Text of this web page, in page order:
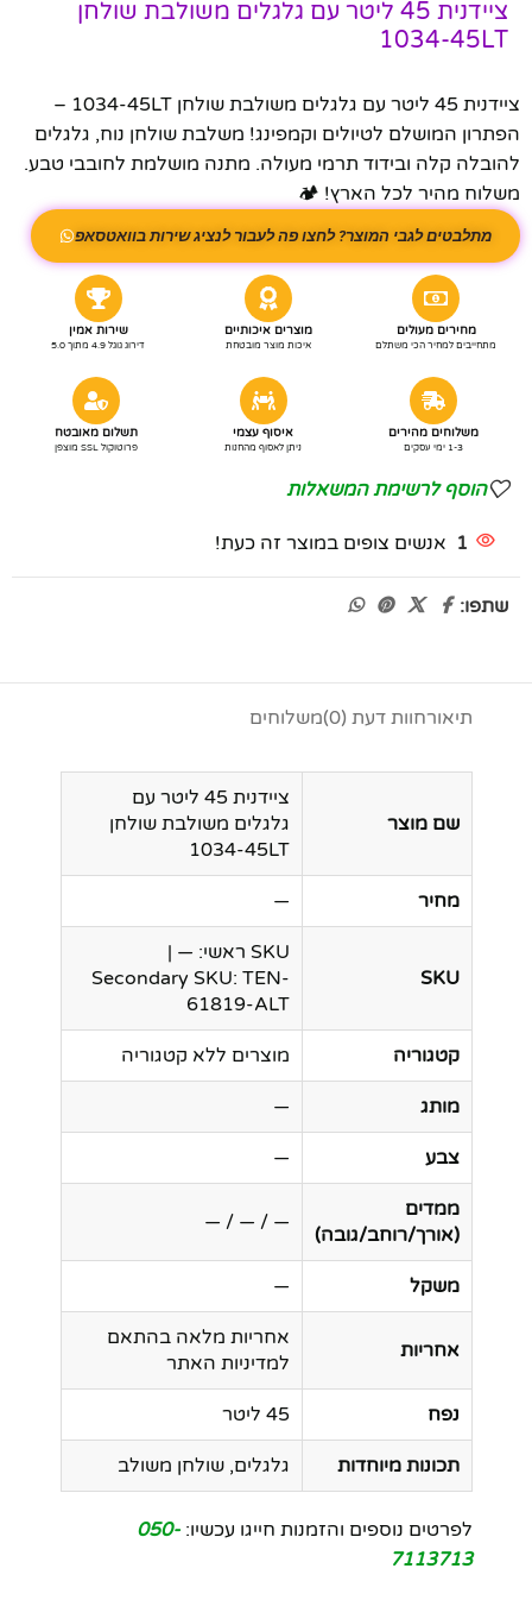
ציידנית 45 ליטר עם גלגלים משולבת שולחן
1034-45LT
ציידנית 45 ליטר עם גלגלים משולבת שולחן 1034-45LT –
הפתרון המושלם לטיולים וקמפינג! משלבת שולחן נוח, גלגלים
להובלה קלה ובידוד תרמי מעולה. מתנה מושלמת לחובבי טבע.
משלוח מהיר לכל הארץ! 🏕️
מתלבטים לגבי המוצר? לחצו פה לעבור לנציג שירות בוואטסאפ
מחירים מעולים
מתחייבים למחיר הכי משתלם
מוצרים איכותיים
איכות מוצר מובטחת
שירות אמין
דירוג גוגל 4.9 מתוך 5.0
משלוחים מהירים
1-3 ימי עסקים
איסוף עצמי
ניתן לאסוף מהחנות
תשלום מאובטח
פרוטוקול SSL מוצפן
הוסף לרשימת המשאלות
1 אנשים צופים במוצר זה כעת!
שתפו:
תיאורחוות דעת (0) משלוחים
שם מוצר
ציידנית 45 ליטר עם
גלגלים משולבת שולחן
1034-45LT
מחיר —
SKU
SKU ראשי: — |
Secondary SKU: TEN-
61819-ALT
קטגוריה מוצרים ללא קטגוריה
מותג —
צבע —
ממדים
(אורך/רוחב/גובה)
— / — / —
משקל —
אחריות
אחריות מלאה בהתאם
למדיניות האתר
נפח 45 ליטר
תכונות מיוחדות גלגלים, שולחן משולב
לפרטים נוספים והזמנות חייגו עכשיו: 050-
7113713